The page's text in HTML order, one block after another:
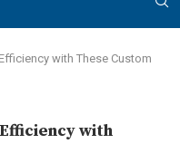
with These Custom
with